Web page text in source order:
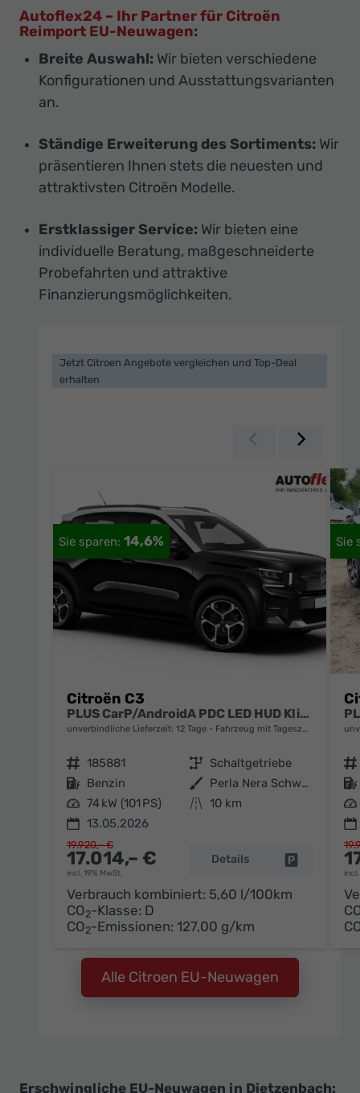
Autoflex24 – Ihr Partner für Citroën
Reimport EU-Neuwagen:
Breite Auswahl: Wir bieten verschiedene
Konfigurationen und Ausstattungsvarianten
an.
Ständige Erweiterung des Sortiments: Wir
präsentieren Ihnen stets die neuesten und
attraktivsten Citroën Modelle.
Erstklassiger Service: Wir bieten eine
individuelle Beratung, maßgeschneiderte
Probefahrten und attraktive
Finanzierungsmöglichkeiten.
Jetzt Citroen Angebote vergleichen und Top-Deal
erhalten
Zurück
14,6%
Citroën C3
PLUS CarP/AndroidA PDC LED HUD Klim DAB BT
unverbindliche Lieferzeit: 12 Tage Fahrzeug mit Tageszulassung
Fahrzeugnr. 185881 Getriebe Schaltgetriebe
Kraftstoff Benzin Außenfarbe
Perla Nera Schwarz Metallic / Da
Leistung 74 kW (101 PS) Kilometerstand 10 km
13.05.2026
17.014,– €
incl. 19% MwSt.
19.920,– €
Details Fahrzeug
Verbrauch kombiniert: 5,60 l/100km
CO2-Klasse: D
CO2-Emissionen: 127,00 g/km
Fahrzeugnr.
Kraftstoff
Leistung
Alle Citroen EU-Neuwagen
Erschwingliche EU-Neuwagen in Dietzenbach: